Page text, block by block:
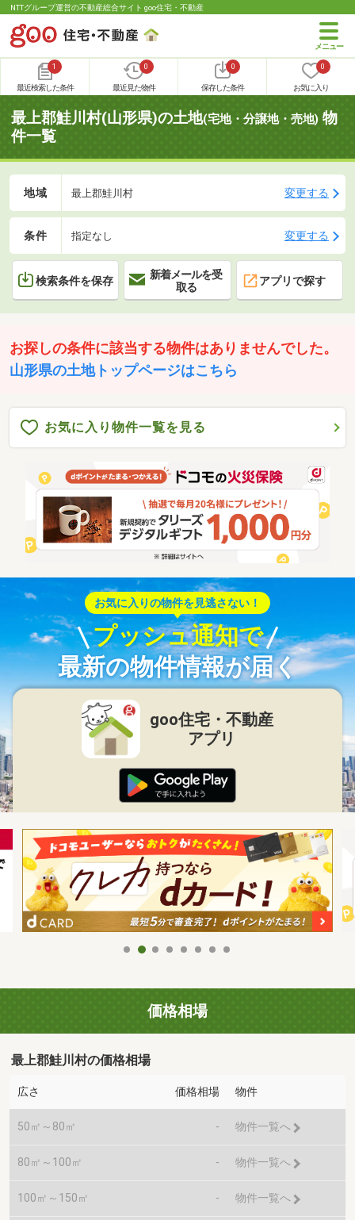
NTTグループ運営の不動産総合サイト goo住宅・不動産
1
最近検索した条件
0
最近見た物件
0
保存した条件
0
お気に入り
最上郡鮭川村(山形県)の土地(宅地・分譲地・売地) 物
件一覧
地域 最上郡鮭川村 変更する
条件 指定なし 変更する
検索条件を保存
新着メールを受
取る
アプリで探す
お探しの条件に該当する物件はありませんでした。
山形県の土地トップページはこちら
お気に入り物件一覧を見る
お気に入りの物件を見逃さない！
プッシュ通知で
最新の物件情報が届く
goo住宅・不動産
アプリ
価格相場
最上郡鮭川村の価格相場
広さ 価格相場 物件
50㎡～80㎡ - 物件一覧へ
80㎡～100㎡ - 物件一覧へ
100㎡～150㎡ - 物件一覧へ